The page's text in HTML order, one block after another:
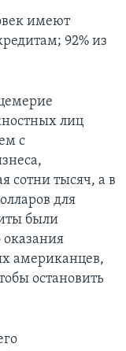
имеют
92% из
лиц
с
сотни тысяч, а в
для
были
американцев,
остановить